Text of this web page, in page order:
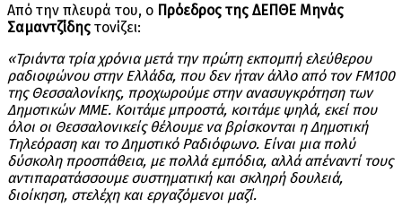
Από την πλευρά του, ο Πρόεδρος της ΔΕΠΘΕ Μηνάς
Σαμαντζίδης τονίζει:
«Τριάντα τρία χρόνια μετά την πρώτη εκπομπή ελεύθερου
ραδιοφώνου στην Ελλάδα, που δεν ήταν άλλο από τονFM100
της Θεσσαλονίκης, προχωρούμε στην ανασυγκρότηση των
Δημοτικών ΜΜΕ. Κοιτάμε μπροστά, κοιτάμε ψηλά, εκεί που
όλοι οι Θεσσαλονικείς θέλουμε να βρίσκονται η Δημοτική
Τηλεόραση και το Δημοτικό Ραδιόφωνο. Είναι μια πολύ
δύσκολη προσπάθεια, με πολλά εμπόδια, αλλά απέναντί τους
αντιπαρατάσσουμε συστηματική και σκληρή δουλειά,
διοίκηση, στελέχη και εργαζόμενοι μαζί.